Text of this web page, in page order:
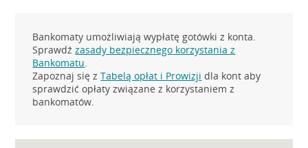
Bankomaty umożliwiają wypłatę gotówki z konta.
Sprawdźzasady bezpiecznego korzystania z
Bankomatu.
Zapoznaj się zTabelą opłat i Prowizji dla kont aby
sprawdzić opłaty związane z korzystaniem z
bankomatów.